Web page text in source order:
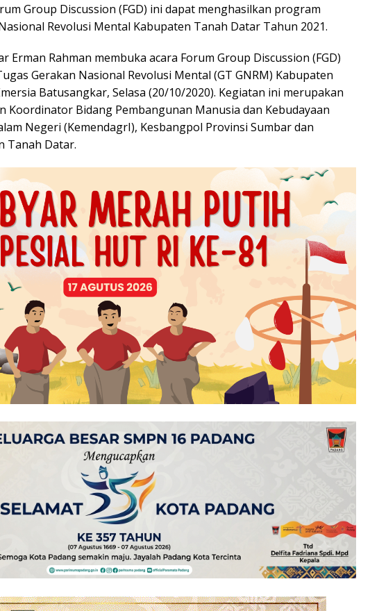
Group Discussion (FGD) ini dapat menghasilkan program
Revolusi Mental Kabupaten Tanah Datar Tahun 2021.
Erman Rahman membuka acara Forum Group Discussion (FGD)
Gerakan Nasional Revolusi Mental (GT GNRM) Kabupaten
Batusangkar, Selasa (20/10/2020). Kegiatan ini merupakan
Koordinator Bidang Pembangunan Manusia dan Kebudayaan
Negeri (KemendagrI), Kesbangpol Provinsi Sumbar dan
Tanah Datar.